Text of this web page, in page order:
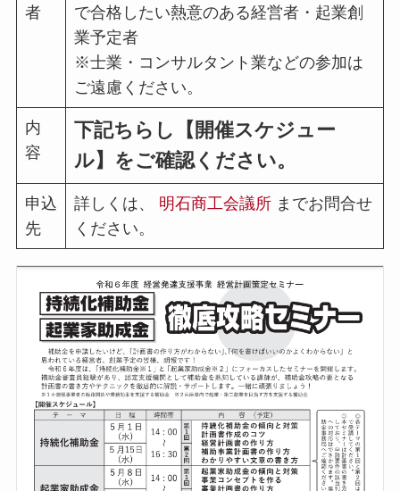
者
で合格したい熱意のある経営者・起業創
業予定者
※士業・コンサルタント業などの参加は
ご遠慮ください。
内
容
下記ちらし【開催スケジュー
ル】をご確認ください。
申込
先
詳しくは、 明石商工会議所までお問合せ
ください。